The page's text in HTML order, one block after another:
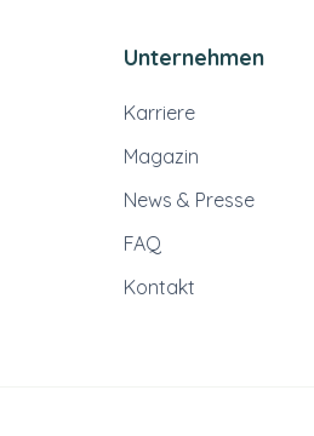
Unternehmen
Karriere
Magazin
News & Presse
FAQ
Kontakt